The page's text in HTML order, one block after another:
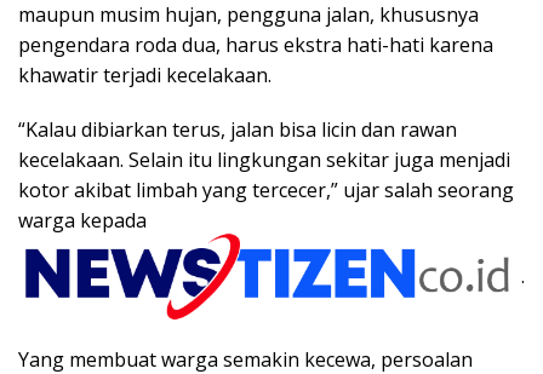
maupun musim hujan, pengguna jalan, khususnya
pengendara roda dua, harus ekstra hati-hati karena
khawatir terjadi kecelakaan.
“Kalau dibiarkan terus, jalan bisa licin dan rawan
kecelakaan. Selain itu lingkungan sekitar juga menjadi
kotor akibat limbah yang tercecer,” ujar salah seorang
warga kepada
.
Yang membuat warga semakin kecewa, persoalan